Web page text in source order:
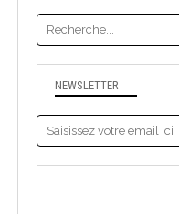
NEWSLETTER